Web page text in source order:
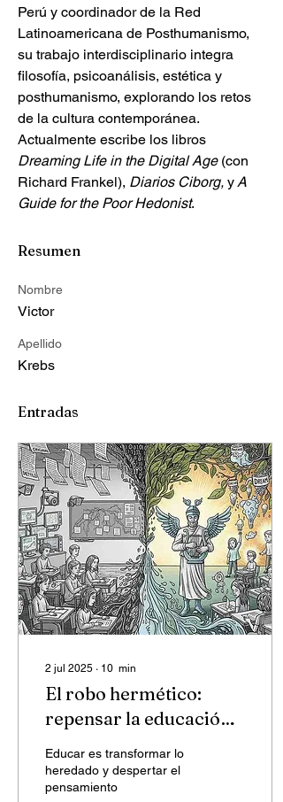
Perú y coordinador de la Red
Latinoamericana de Posthumanismo,
su trabajo interdisciplinario integra
filosofía, psicoanálisis, estética y
posthumanismo, explorando los retos
de la cultura contemporánea.
Actualmente escribe los libros
Dreaming Life in the Digital Age (con
Richard Frankel), Diarios Ciborg, y A
Guide for the Poor Hedonist.
Resumen
Nombre
Victor
Apellido
Krebs
Entradas
2 jul 2025 ∙ 10 min
El robo hermético:
repensar la educación
en la era digital
Educar es transformar lo
heredado y despertar el
pensamiento